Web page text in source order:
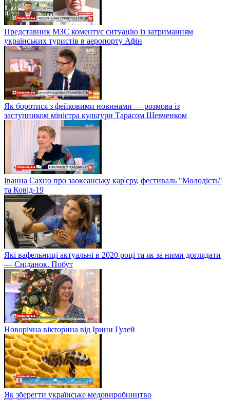
Представник МЗС коментує ситуацію із затриманням
українських туристів в аеропорту Афін
Як боротися з фейковими новинами — розмова із
заступником міністра культури Тарасом Шевченком
Іванна Сахно про заокеанську кар'єру, фестиваль "Молодість"
та Ковід-19
Які вафельниці актуальні в 2020 році та як за ними доглядати
— Сніданок. Побут
Новорічна вікторина від Ірини Гулей
Як зберегти українське медовиробництво